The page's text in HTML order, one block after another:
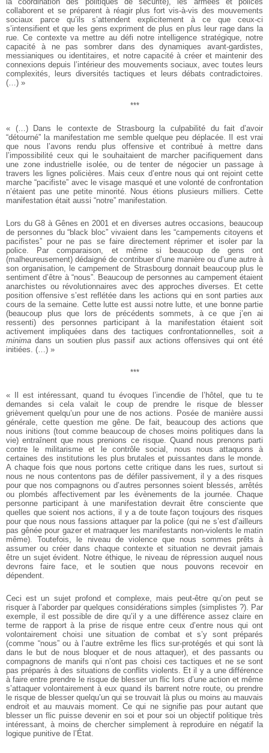
collaborent et se préparent à réagir plus fort vis-à-vis des mouvements
sociaux parce qu’ils s’attendent explicitement à ce que ceux-ci
s’intensifient et que les gens expriment de plus en plus leur rage dans la
rue. Ce contexte va mettre au défi notre intelligence stratégique, notre
capacité à ne pas sombrer dans des dynamiques avant-gardistes,
messianiques ou identitaires, et notre capacité à créer et maintenir des
connexions depuis l’intérieur des mouvements sociaux, avec toutes leurs
complexités, leurs diversités tactiques et leurs débats contradictoires.
(…) »
***
« (…) Dans le contexte de Strasbourg la culpabilité du fait d’avoir
“détourné” la manifestation me semble quelque peu déplacée. Il est vrai
que nous l’avons rendu plus offensive et contribué à mettre dans
l’impossibilité ceux qui le souhaitaient de marcher pacifiquement dans
une zone industrielle isolée, ou de tenter de négocier un passage à
travers les lignes policières. Mais ceux d’entre nous qui ont rejoint cette
marche “pacifiste” avec le visage masqué et une volonté de confrontation
n’étaient pas une petite minorité. Nous étions plusieurs milliers. Cette
manifestation était aussi “notre” manifestation.
Lors du G8 à Gênes en 2001 et en diverses autres occasions, beaucoup
de personnes du “black bloc” vivaient dans les “campements citoyens et
pacifistes” pour ne pas se faire directement réprimer et isoler par la
police. Par comparaison, et même si beaucoup de gens ont
(malheureusement) dédaigné de contribuer d’une manière ou d’une autre à
son organisation, le campement de Strasbourg donnait beaucoup plus le
sentiment d’être à “nous”. Beaucoup de personnes au campement étaient
anarchistes ou révolutionnaires avec des approches diverses. Et cette
position offensive s’est reflétée dans les actions qui en sont parties aux
cours de la semaine. Cette lutte est aussi notre lutte, et une bonne partie
(beaucoup plus que lors de précédents sommets, à ce que j’en ai
ressenti) des personnes participant à la manifestation étaient soit
activement impliquées dans des tactiques confrontationnelles, soit a
minima dans un soutien plus passif aux actions offensives qui ont été
initiées. (…) »
***
« Il est intéressant, quand tu évoques l’incendie de l’hôtel, que tu te
demandes si cela valait le coup de prendre le risque de blesser
grièvement quelqu’un pour une de nos actions. Posée de manière aussi
générale, cette question me gêne. De fait, beaucoup des actions que
nous initions (tout comme beaucoup de choses moins politiques dans la
vie) entraînent que nous prenions ce risque. Quand nous prenons parti
contre le militarisme et le contrôle social, nous nous attaquons à
certaines des institutions les plus brutales et puissantes dans le monde.
A chaque fois que nous portons cette critique dans les rues, surtout si
nous ne nous contentons pas de défiler passivement, il y a des risques
pour que nos compagnons ou d’autres personnes soient blessés, arrêtés
ou plombés affectivement par les évènements de la journée. Chaque
personne participant à une manifestation devrait être consciente que
quelles que soient nos actions, il y a de toute façon toujours des risques
pour que nous nous fassions attaquer par la police (qui ne s’est d’ailleurs
pas gênée pour gazer et matraquer les manifestants non-violents le matin
même). Toutefois, le niveau de violence que nous sommes prêts à
assumer ou créer dans chaque contexte et situation ne devrait jamais
être un sujet évident. Notre éthique, le niveau de répression auquel nous
devrons faire face, et le soutien que nous pouvons recevoir en
dépendent.
Ceci est un sujet profond et complexe, mais peut-être qu’on peut se
risquer à l’aborder par quelques considérations simples (simplistes ?). Par
exemple, il est possible de dire qu’il y a une différence assez claire en
terme de rapport à la prise de risque entre ceux d’entre nous qui ont
volontairement choisi une situation de combat et s’y sont préparés
(comme “nous” ou à l’autre extrême les flics sur-protégés et qui sont là
dans le but de nous bloquer et de nous attaquer), et des passants ou
compagnons de manifs qui n’ont pas choisi ces tactiques et ne se sont
pas préparés à des situations de conflits violents. Et il y a une différence
à faire entre prendre le risque de blesser un flic lors d’une action et même
s’attaquer volontairement à eux quand ils barrent notre route, ou prendre
le risque de blesser quelqu’un qui se trouvait là plus ou moins au mauvais
endroit et au mauvais moment. Ce qui ne signifie pas pour autant que
blesser un flic puisse devenir en soi et pour soi un objectif politique très
intéressant, à moins de chercher simplement à reproduire en négatif la
logique punitive de l’État.